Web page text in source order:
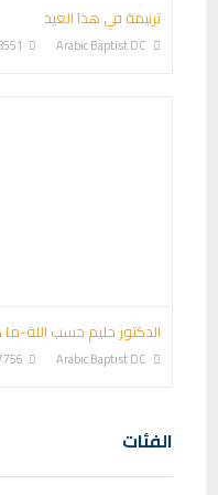
ترنيمة في هذا العيد
Arabic Baptist DC
الدكتور حليم حسب اللة-ما
Arabic Baptist DC
الفئات